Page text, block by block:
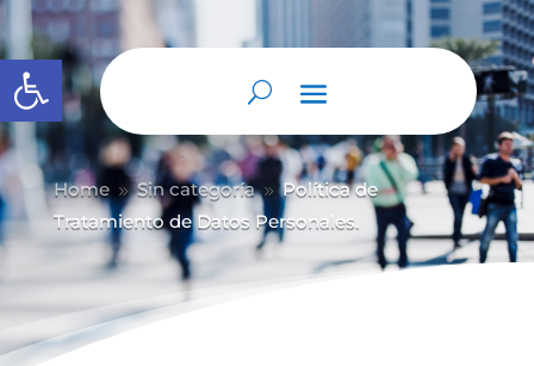
Abrir barra de herramientas
Home 9 Sin categoría 9 Política de
Tratamiento de Datos Personales.